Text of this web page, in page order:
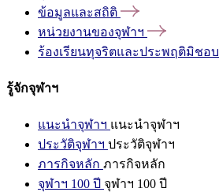
ข้อมูลและสถิติ
หน่วยงานของจุฬาฯ
ร้องเรียนทุจริตและประพฤติมิชอบ
รู้จักจุฬาฯ
แนะนำจุฬาฯ แนะนำจุฬาฯ
ประวัติจุฬาฯ ประวัติจุฬาฯ
ภารกิจหลัก ภารกิจหลัก
จุฬาฯ 100 ปี จุฬาฯ 100 ปี